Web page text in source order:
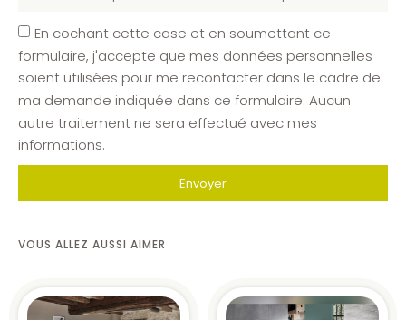
En cochant cette case et en soumettant ce
formulaire, j'accepte que mes données personnelles
soient utilisées pour me recontacter dans le cadre de
ma demande indiquée dans ce formulaire. Aucun
autre traitement ne sera effectué avec mes
informations.
Envoyer
VOUS ALLEZ AUSSI AIMER